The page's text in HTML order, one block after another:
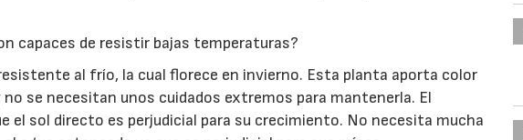
capaces de resistir bajas temperaturas?
al frío, la cual florece en invierno. Esta planta aporta color
se necesitan unos cuidados extremos para mantenerla. El
el sol directo es perjudicial para su crecimiento. No necesita mucha